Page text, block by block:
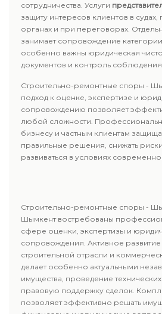
сотрудничества. Услуги
защиту интересов клиентов в судах,
органах и при переговорах.
занимает сопровождение категории
особенно важны юридическая
документов и контроль соблюдения
Строительно-ремонтные споры -
подход к оценке, экспертизе и
сопровождению позволяет
любой сложности.
бизнесу и частным клиентам
правильные решения, снижать
развиваться в условиях
Строительно-ремонтные споры -
Шымкент востребованы
сфере оценки, экспертизы и
сопровождения. Активное развитие
строительной отрасли и
делает особенно актуальными
имущества, проведение
правовую поддержку сделок.
позволяет эффективно решать